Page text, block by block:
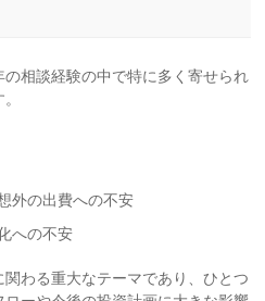
相談経験の中で特に多く寄せられ
外の出費への不安
への不安
わる重大なテーマであり、ひとつ